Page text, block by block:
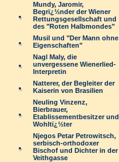
Mundy, Jaromir,
Begrï¿½nder der Wiener
Rettungsgesellschaft und
des "Roten Halbmondes"
Musil und "Der Mann ohne
Eigenschaften"
Nagl Maly, die
unvergessene Wienerlied-
Interpretin
Natterer, der Begleiter der
Kaiserin von Brasilien
Neuling Vinzenz,
Bierbrauer,
Etablissementbesitzer und
Wohltï¿½ter
Njegos Petar Petrowitsch,
serbisch-orthodoxer
Bischof und Dichter in der
Veithgasse